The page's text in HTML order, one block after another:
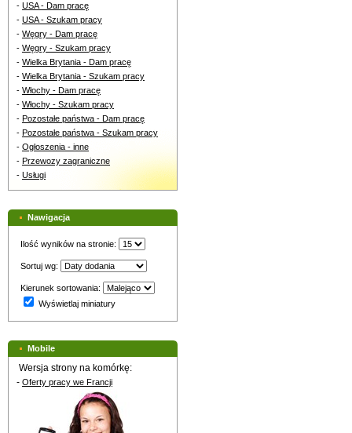
- USA - Dam pracę
- USA - Szukam pracy
- Węgry - Dam pracę
- Węgry - Szukam pracy
- Wielka Brytania - Dam pracę
- Wielka Brytania - Szukam pracy
- Włochy - Dam pracę
- Włochy - Szukam pracy
- Pozostałe państwa - Dam pracę
- Pozostałe państwa - Szukam pracy
- Ogłoszenia - inne
- Przewozy zagraniczne
- Usługi
Nawigacja
Ilość wyników na stronie:
Sortuj wg:
Kierunek sortowania:
Wyświetlaj miniatury
Mobile
Wersja strony na komórkę:
- Oferty pracy we Francji